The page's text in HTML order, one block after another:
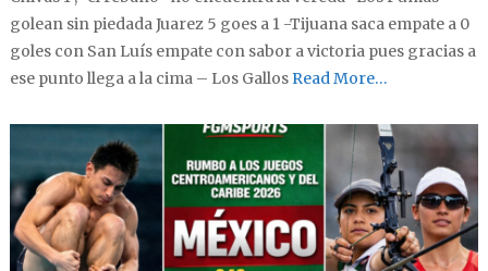
golean sin piedada Juarez 5 goes a 1 -Tijuana saca empate a 0
goles con San Luís empate con sabor a victoria pues gracias a
ese punto llega a la cima – Los GallosRead More…